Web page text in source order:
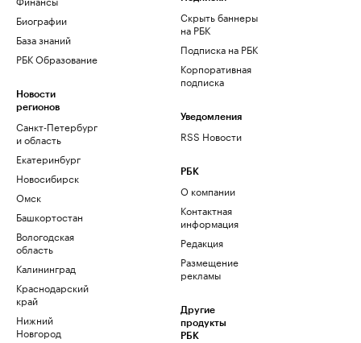
Биографии
База знаний
РБК Образование
Новости
регионов
Санкт-Петербург
и область
Екатеринбург
Новосибирск
Омск
Башкортостан
Вологодская
область
Калининград
Краснодарский
край
Нижний
Новгород
Скрыть баннеры
на РБК
Подписка на РБК
Корпоративная
подписка
Уведомления
RSS Новости
РБК
О компании
Контактная
информация
Редакция
Размещение
рекламы
Другие
продукты
РБК